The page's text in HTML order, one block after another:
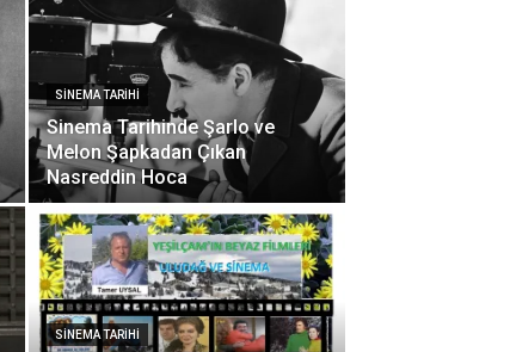
SINEMA TARIHI
Sinema Tarihinde Şarlo ve
Melon Şapkadan Çıkan
Nasreddin Hoca
SINEMA TARIHI